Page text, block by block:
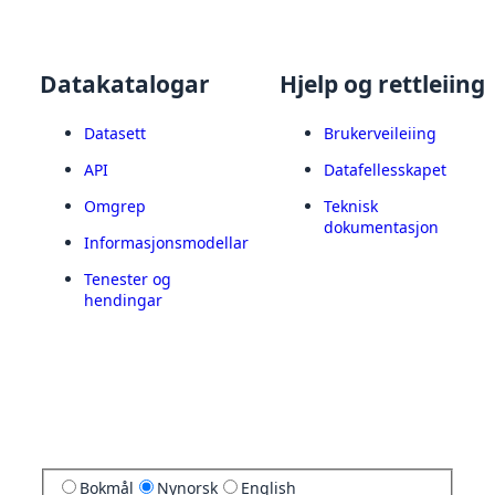
Datakatalogar
Datasett
API
Omgrep
Informasjonsmodellar
Tenester og
hendingar
Hjelp og rettleiing
Brukerveileiing
Datafellesskapet
Teknisk
dokumentasjon
Bokmål Nynorsk English